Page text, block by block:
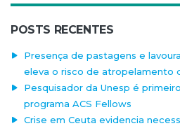
POSTS RECENTES
Presença de pastagens e
eleva o risco de atropelamento
Pesquisador da Unesp é
programa ACS Fellows
Crise em Ceuta evidencia